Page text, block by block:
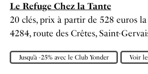
Le Refuge Chez la Tante
20 clés, prix à partir de 528 euros
4284, route des Crêtes, Saint-
Jusqu’à -25% avec le Club Yonder Voir